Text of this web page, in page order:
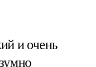
и очень